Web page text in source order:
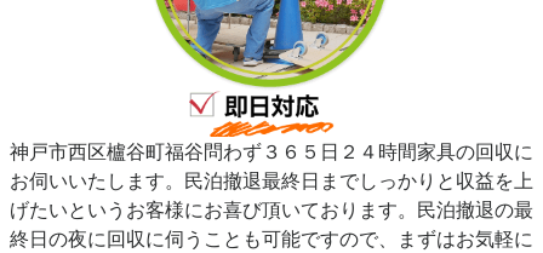
神戸市西区櫨谷町福谷問わず３６５日２４時間家具の回収に
お伺いいたします。民泊撤退最終日までしっかりと収益を上
げたいというお客様にお喜び頂いております。民泊撤退の最
終日の夜に回収に伺うことも可能ですので、まずはお気軽に